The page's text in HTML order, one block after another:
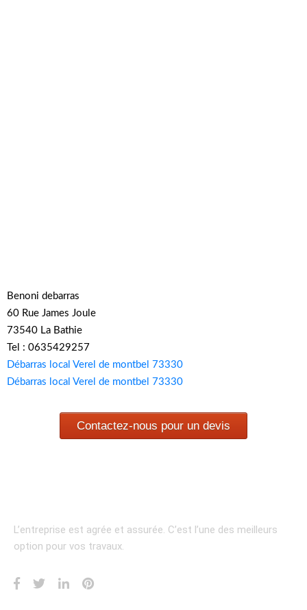
Benoni debarras
60 Rue James Joule
73540 La Bathie
Tel : 0635429257
Débarras local Verel de montbel 73330
Débarras local Verel de montbel 73330
Contactez-nous pour un devis
L’entreprise est agrée et assurée. C’est l’une des meilleurs
option pour vos travaux.